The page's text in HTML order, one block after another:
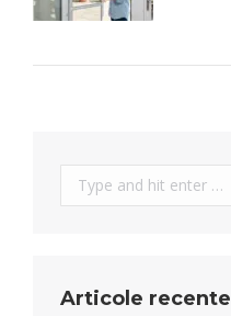
Search:
Articole recente